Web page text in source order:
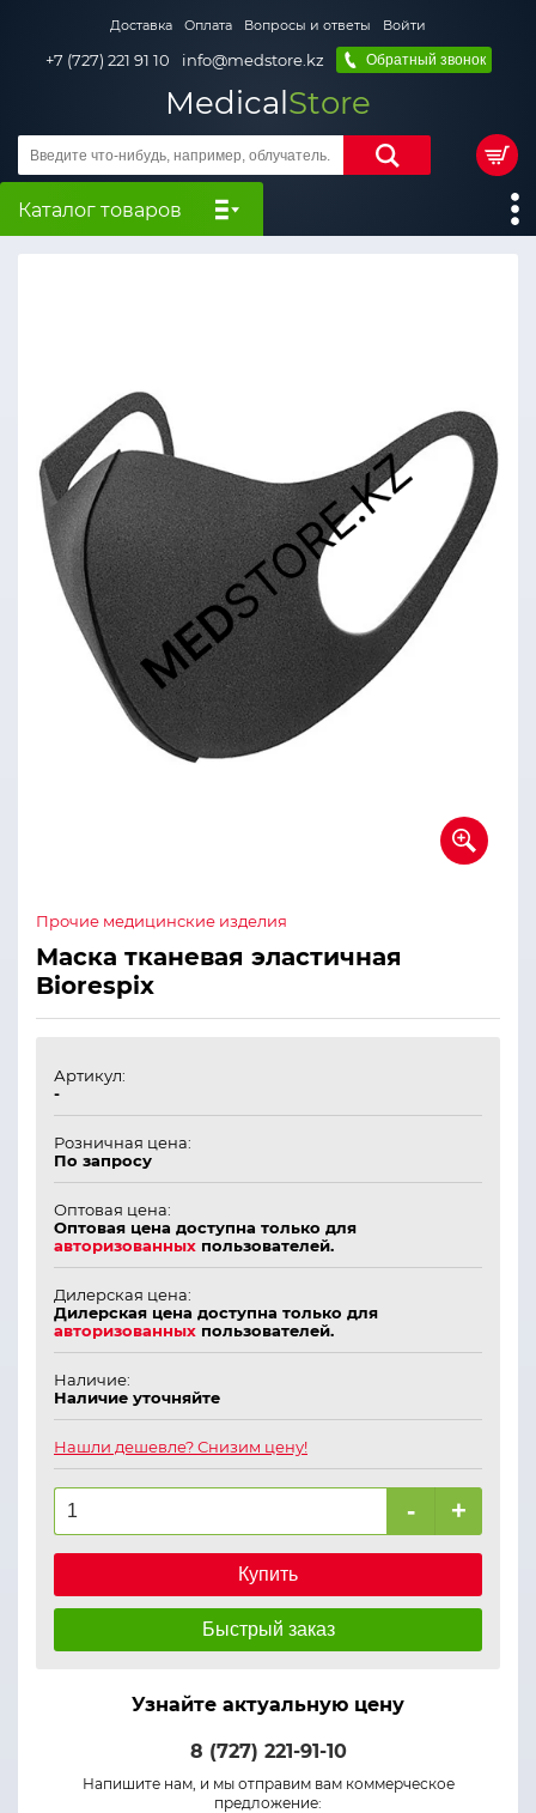
Доставка Оплата Вопросы и ответы Войти
+7 (727) 221 91 10 info@medstore.kz Обратный звонок
MedicalStore
Каталог товаров
Прочие медицинские изделия
Маска тканевая эластичная
Biorespix
Артикул:
-
Розничная цена:
По запросу
Оптовая цена:
Оптовая цена доступна только для
авторизованных пользователей.
Дилерская цена:
Дилерская цена доступна только для
авторизованных пользователей.
Наличие:
Наличие уточняйте
Нашли дешевле? Снизим цену!
- +
Купить
Быстрый заказ
Узнайте актуальную цену
8 (727) 221-91-10
Напишите нам, и мы отправим вам коммерческое
предложение: